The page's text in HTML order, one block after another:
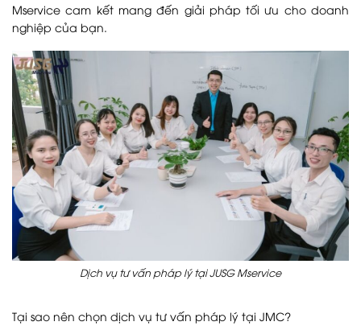
Mservice cam kết mang đến giải pháp tối ưu cho doanh
nghiệp của bạn.
Dịch vụ tư vấn pháp lý tại JUSG Mservice
Tại sao nên chọn dịch vụ tư vấn pháp lý tại JMC?